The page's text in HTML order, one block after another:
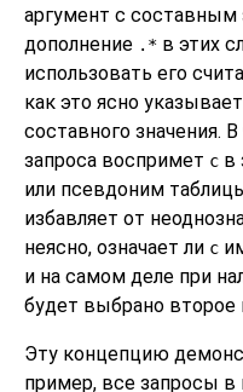
аргумент с составным
дополнение .* в этих
использовать его
как это ясно
составного значения.
запроса воспримет c в
или псевдоним
избавляет от
неясно, означает ли c
и на самом деле при
будет выбрано второе
Эту концепцию
пример, все запросы